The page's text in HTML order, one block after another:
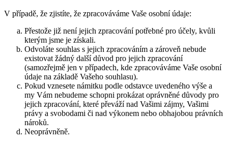
V případě, že zjistíte, že zpracováváme Vaše osobní údaje:
Přestože již není jejich zpracování potřebné pro účely, kvůli
kterým jsme je získali.
Odvoláte souhlas s jejich zpracováním a zároveň nebude
existovat žádný další důvod pro jejich zpracování
(samozřejmě jen v případech, kde zpracováváme Vaše osobní
údaje na základě Vašeho souhlasu).
Pokud vznesete námitku podle odstavce uvedeného výše a
my Vám nebudeme schopni prokázat oprávněné důvody pro
jejich zpracování, které převáží nad Vašimi zájmy, Vašimi
právy a svobodami či nad výkonem nebo obhajobou právních
nároků.
Neoprávněně.